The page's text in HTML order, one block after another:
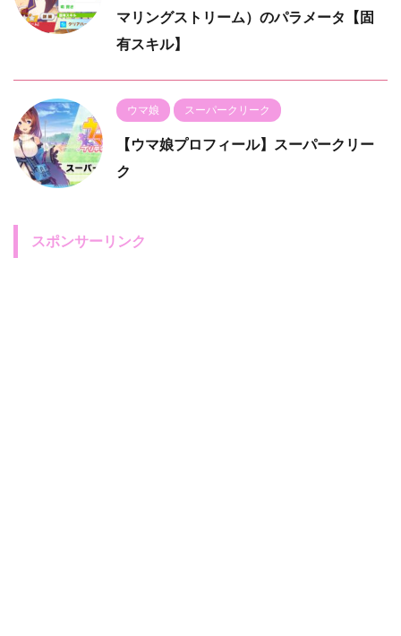
マリングストリーム）のパラメータ【固
有スキル】
ウマ娘 スーパークリーク
【ウマ娘プロフィール】スーパークリー
ク
スポンサーリンク